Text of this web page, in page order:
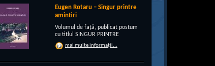
în perioada […]
Eugen Rotaru – Singur printre
amintiri
Volumul de față, publicat postum
cu titlul SINGUR PRINTRE
AMINTIRI, este o confesiune a lui
Eugen Rotaru despre bunii lui
unul, și l-au lăsat din ce în ce mai
mai multe informații...